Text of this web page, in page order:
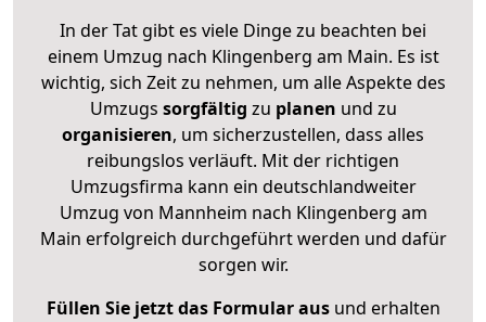
In der Tat gibt es viele Dinge zu beachten bei
einem Umzug nach Klingenberg am Main. Es ist
wichtig, sich Zeit zu nehmen, um alle Aspekte des
Umzugs sorgfältig zu planen und zu
organisieren, um sicherzustellen, dass alles
reibungslos verläuft. Mit der richtigen
Umzugsfirma kann ein deutschlandweiter
Umzug von Mannheim nach Klingenberg am
Main erfolgreich durchgeführt werden und dafür
sorgen wir.
Füllen Sie jetzt das Formular ausund erhalten